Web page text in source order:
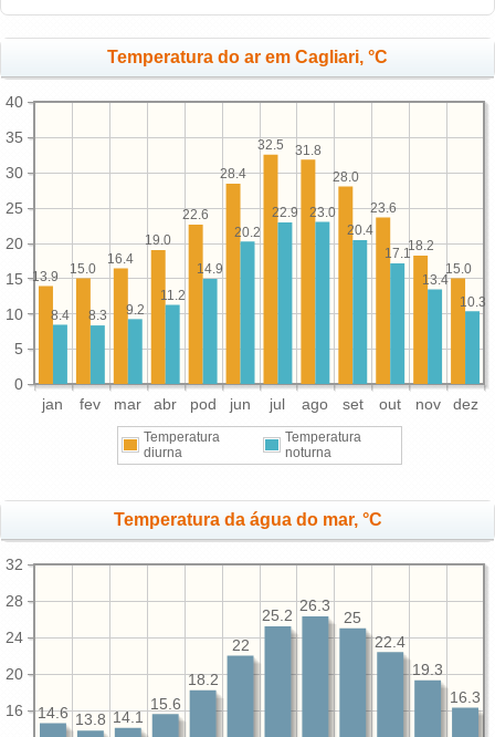
Temperatura do ar em Cagliari, °C
jan fev mar abr pod jun jul ago set out nov dez
0
5
10
15
20
25
30
35
40
15.0
18.2
23.6
28.0
31.8
32.5
28.4
22.6
19.0
16.4
15.0
13.9
10.3
13.4
17.1
20.4
23.0
22.9
20.2
14.9
11.2
9.2
8.3
8.4
Temperatura
diurna
Temperatura
noturna
Temperatura da água do mar, °C
16
20
24
28
32
16.3
19.3
22.4
25
26.3
25.2
22
18.2
15.6
14.1
13.8
14.6